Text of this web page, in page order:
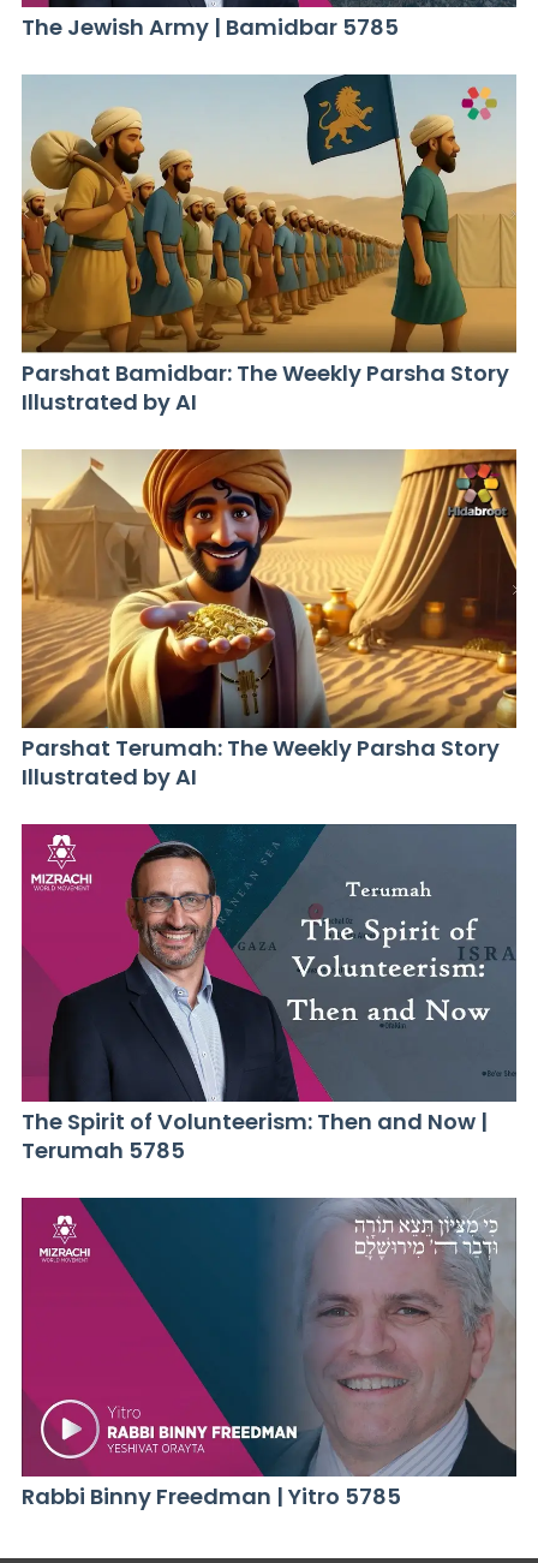
The Jewish Army | Bamidbar 5785
Parshat Bamidbar: The Weekly Parsha Story
Illustrated by AI
Parshat Terumah: The Weekly Parsha Story
Illustrated by AI
The Spirit of Volunteerism: Then and Now |
Terumah 5785
Rabbi Binny Freedman | Yitro 5785